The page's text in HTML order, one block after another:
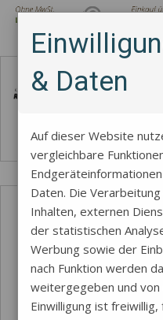
& Daten
Auf dieser Website
vergleichbare
Daten. Die
Inhalten, externen
der statistischen
Werbung sowie der
nach Funktion werden
weitergegeben und
Einwilligung ist